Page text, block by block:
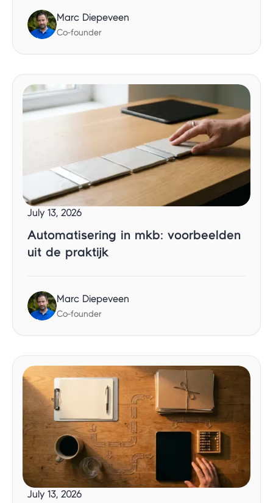
Marc Diepeveen
Co-founder
July 13, 2026
Automatisering in mkb: voorbeelden
uit de praktijk
Marc Diepeveen
Co-founder
July 13, 2026